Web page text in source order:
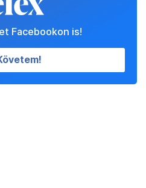
Facebookon is!